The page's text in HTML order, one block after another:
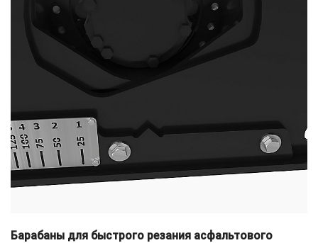
Барабаны для быстрого резания асфальтового